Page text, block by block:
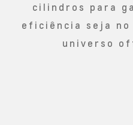
cilindros para
eficiência seja
universo